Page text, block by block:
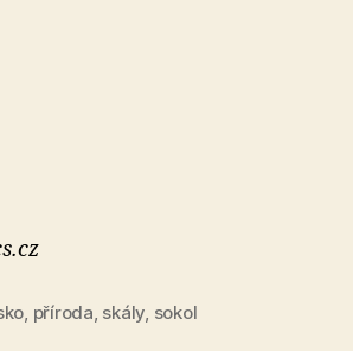
, příroda, skály, sokol